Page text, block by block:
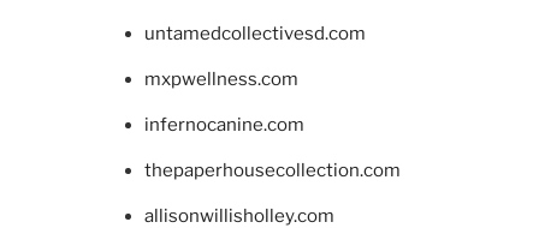
untamedcollectivesd.com
mxpwellness.com
infernocanine.com
thepaperhousecollection.com
allisonwillisholley.com